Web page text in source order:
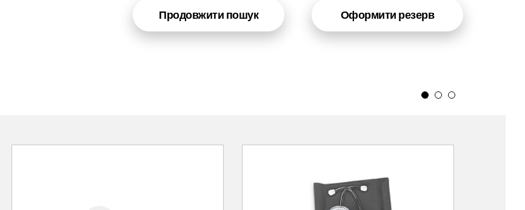
Продовжити пошук Оформити резерв